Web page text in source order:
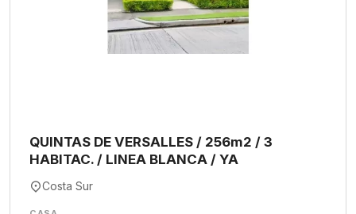
QUINTAS DE VERSALLES / 256m2 / 3
HABITAC. / LINEA BLANCA / YA
Costa Sur